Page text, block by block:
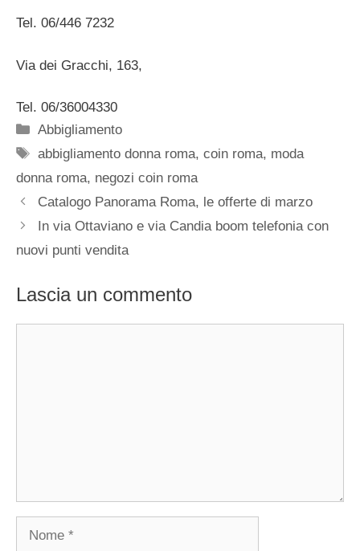
Tel. 06/446 7232
Via dei Gracchi, 163,
Tel. 06/36004330
Categorie
Abbigliamento
Tag
abbigliamento donna roma,coin roma, moda
donna roma, negozi coin roma
Catalogo Panorama Roma, le offerte di marzo
In via Ottaviano e via Candia boom telefonia con
nuovi punti vendita
Lascia un commento
Nome